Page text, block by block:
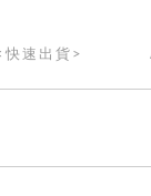
速出貨>